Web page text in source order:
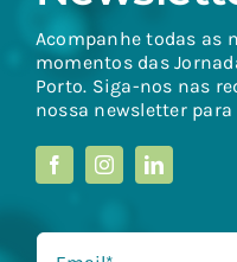
Acompanhe todas as
momentos das
Porto. Siga-nos nas
nossa newsletter